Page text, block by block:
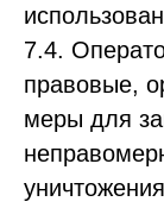
7.4.
правовые,
меры для